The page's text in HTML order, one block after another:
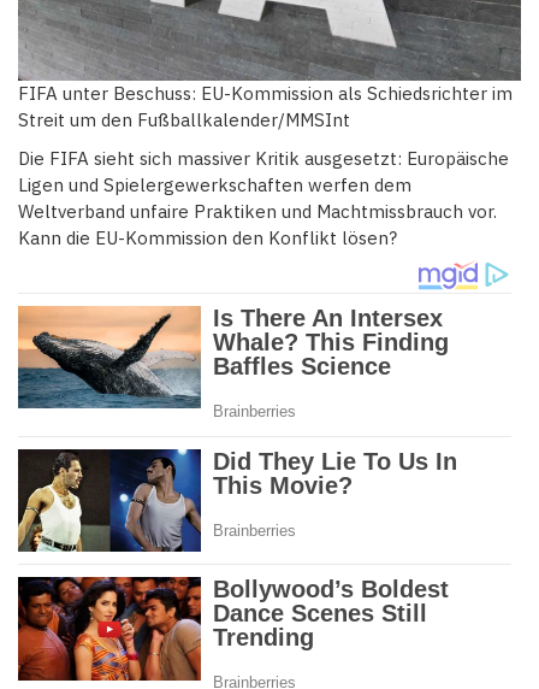
FIFA unter Beschuss: EU-Kommission als Schiedsrichter im
Streit um den Fußballkalender/MMSInt
Die FIFA sieht sich massiver Kritik ausgesetzt: Europäische
Ligen und Spielergewerkschaften werfen dem
Weltverband unfaire Praktiken und Machtmissbrauch vor.
Kann die EU-Kommission den Konflikt lösen?